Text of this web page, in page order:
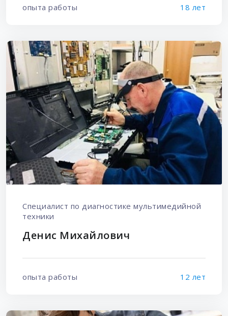
опыта работы 18 лет
Специалист по диагностике мультимедийной
техники
Денис Михайлович
опыта работы 12 лет